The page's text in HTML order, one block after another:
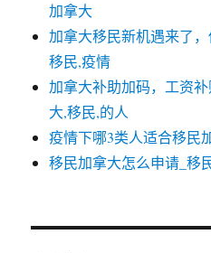
加拿大
加拿大移民新机遇来了
移民,疫情
加拿大补助加码，工资
大,移民,的人
疫情下哪3类人适合移民
移民加拿大怎么申请_移